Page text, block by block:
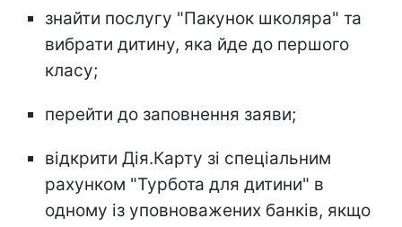
знайти послугу "Пакунок школяра" та
вибрати дитину, яка йде до першого
класу;
перейти до заповнення заяви;
відкрити Дія.Карту зі спеціальним
рахунком "Турбота для дитини" в
одному із уповноважених банків, якщо